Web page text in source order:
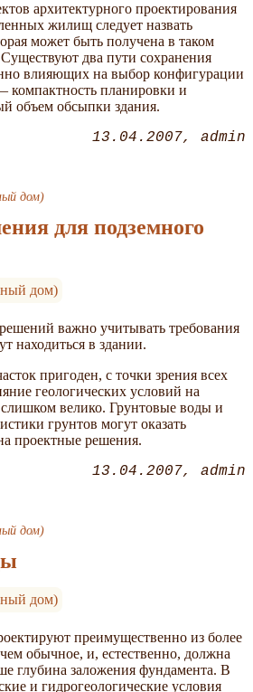
архитектурного проектирования
жилищ следует назвать
может быть получена в таком
два пути сохранения
влияющих на выбор конфигурации
компактность планировки и
объем обсыпки здания.
13.04.2007 admin
дом)
дом)
важно учитывать требования
находиться в здании.
пригоден, с точки зрения всех
геологических условий на
велико. Грунтовые воды и
грунтов могут оказать
проектные решения.
13.04.2007 admin
дом)
дом)
преимущественно из более
обычное, и, естественно, должна
глубина заложения фундамента. В
и гидрогеологические условия